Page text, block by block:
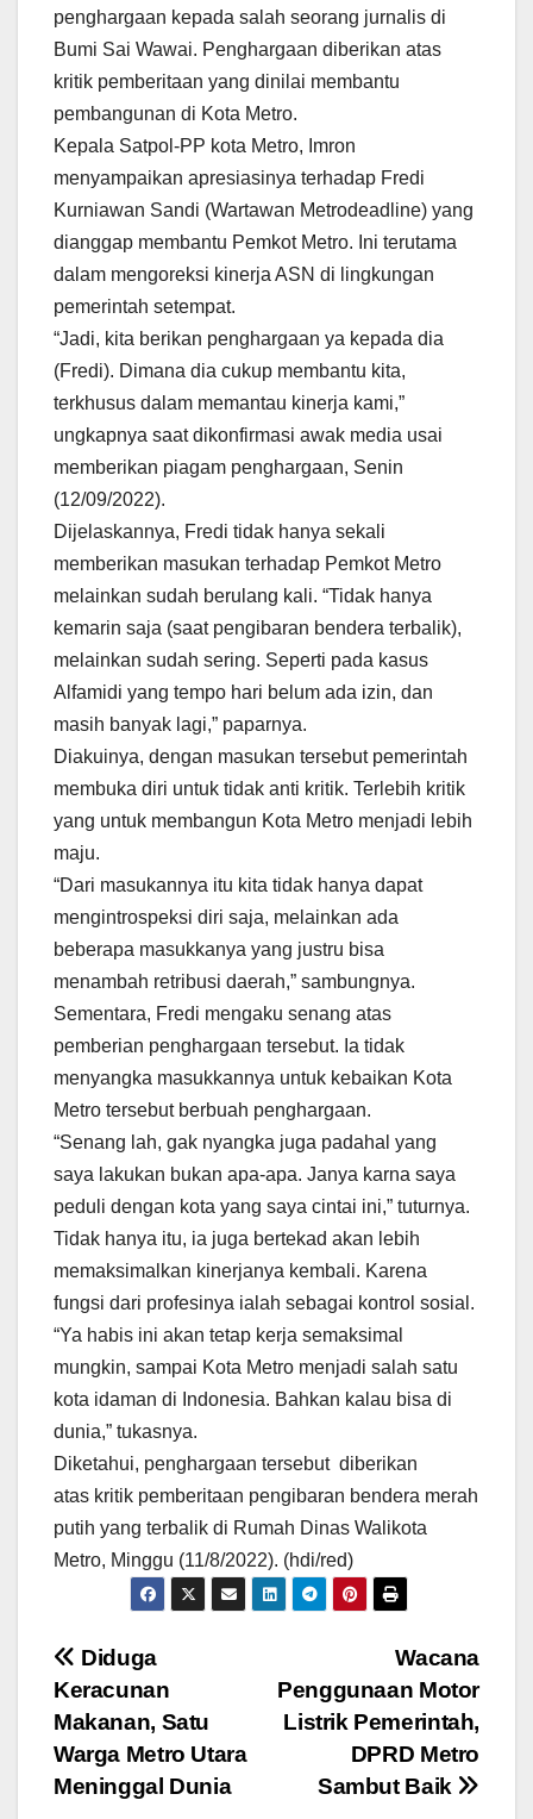
penghargaan kepada salah seorang jurnalis di
Bumi Sai Wawai. Penghargaan diberikan atas
kritik pemberitaan yang dinilai membantu
pembangunan di Kota Metro.
Kepala Satpol-PP kota Metro, Imron
menyampaikan apresiasinya terhadap Fredi
Kurniawan Sandi (Wartawan Metrodeadline) yang
dianggap membantu Pemkot Metro. Ini terutama
dalam mengoreksi kinerja ASN di lingkungan
pemerintah setempat.
“Jadi, kita berikan penghargaan ya kepada dia
(Fredi). Dimana dia cukup membantu kita,
terkhusus dalam memantau kinerja kami,”
ungkapnya saat dikonfirmasi awak media usai
memberikan piagam penghargaan, Senin
(12/09/2022).
Dijelaskannya, Fredi tidak hanya sekali
memberikan masukan terhadap Pemkot Metro
melainkan sudah berulang kali. “Tidak hanya
kemarin saja (saat pengibaran bendera terbalik),
melainkan sudah sering. Seperti pada kasus
Alfamidi yang tempo hari belum ada izin, dan
masih banyak lagi,” paparnya.
Diakuinya, dengan masukan tersebut pemerintah
membuka diri untuk tidak anti kritik. Terlebih kritik
yang untuk membangun Kota Metro menjadi lebih
maju.
“Dari masukannya itu kita tidak hanya dapat
mengintrospeksi diri saja, melainkan ada
beberapa masukkanya yang justru bisa
menambah retribusi daerah,” sambungnya.
Sementara, Fredi mengaku senang atas
pemberian penghargaan tersebut. Ia tidak
menyangka masukkannya untuk kebaikan Kota
Metro tersebut berbuah penghargaan.
“Senang lah, gak nyangka juga padahal yang
saya lakukan bukan apa-apa. Janya karna saya
peduli dengan kota yang saya cintai ini,” tuturnya.
Tidak hanya itu, ia juga bertekad akan lebih
memaksimalkan kinerjanya kembali. Karena
fungsi dari profesinya ialah sebagai kontrol sosial.
“Ya habis ini akan tetap kerja semaksimal
mungkin, sampai Kota Metro menjadi salah satu
kota idaman di Indonesia. Bahkan kalau bisa di
dunia,” tukasnya.
Diketahui, penghargaan tersebut diberikan
atas kritik pemberitaan pengibaran bendera merah
putih yang terbalik di Rumah Dinas Walikota
Metro, Minggu (11/8/2022). (hdi/red)
Navigasi
pos
Wacana
Penggunaan Motor
Listrik Pemerintah,
DPRD Metro
Sambut Baik
Diduga
Keracunan
Makanan, Satu
Warga Metro Utara
Meninggal Dunia